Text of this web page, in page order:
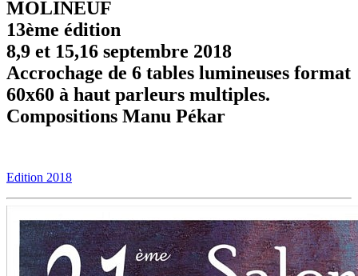
MOLINEUF
13ème édition
8,9 et 15,16 septembre 2018
Accrochage de 6 tables lumineuses format
60x60 à haut parleurs multiples.
Compositions Manu Pékar
Edition 2018